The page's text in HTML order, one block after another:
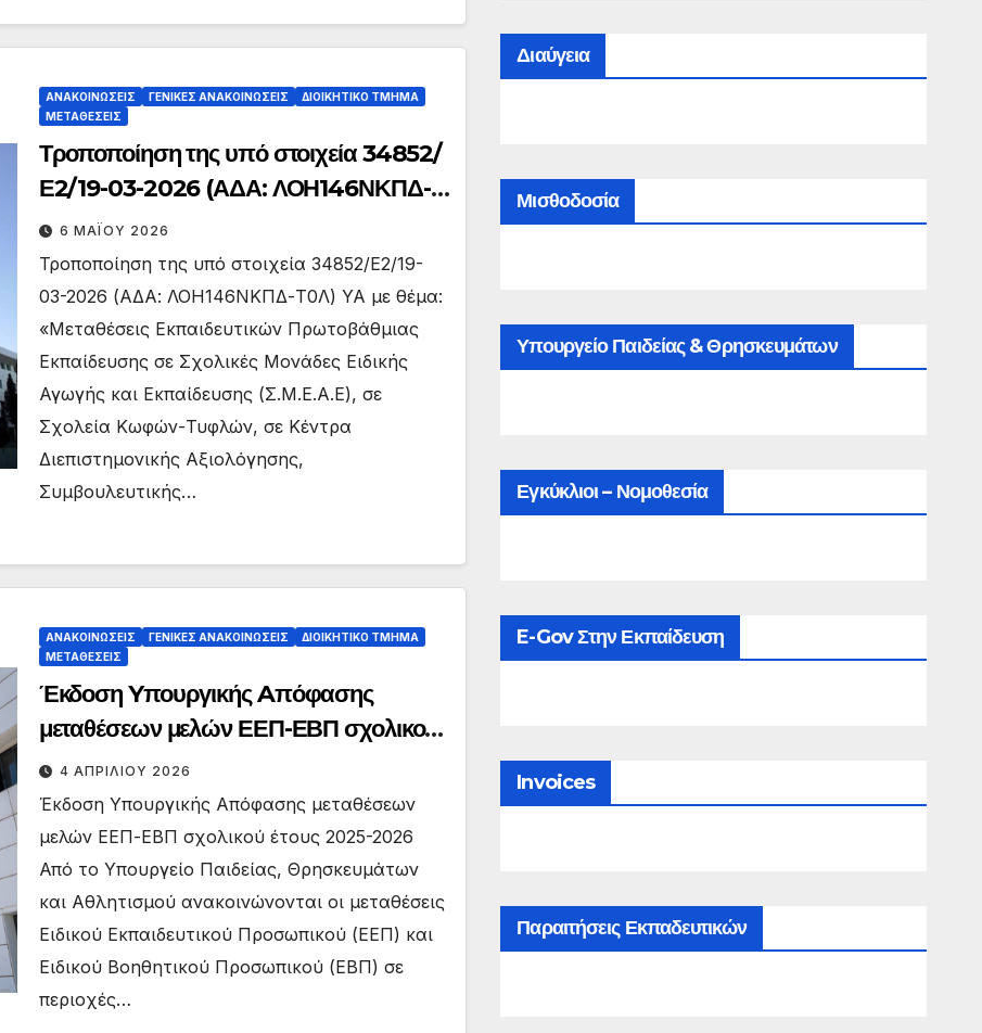
ΑΝΑΚΟΙΝΏΣΕΙΣ ΓΕΝΙΚΈΣ ΑΝΑΚΟΙΝΏΣΕΙΣ
ΔΙΟΙΚΗΤΙΚΌ ΤΜΉΜΑ
ΜΕΤΑΘΈΣΕΙΣ
Τροποποίηση της υπό στοιχεία 34852/
Ε2/19-03-2026 (ΑΔΑ: ΛΟΗ146ΝΚΠΔ-
Τ0Λ) ΥΑ με θέμα: «Μεταθέσεις
Εκπαιδευτικών Πρωτοβάθμιας
Εκπαίδευσης σε Σχολικές Μονάδες
Ειδικής Αγωγής και Εκπαίδευσης
(Σ.Μ.Ε.Α.Ε), σε Σχολεία Κωφών-
Τυφλών, σε Κέντρα Διεπιστημονικής
Αξιολόγησης, Συμβουλευτικής και
Υποστήριξης (ΚΕ.Δ.Α.Σ.Υ.) και σε
Εργαστήρια Ειδικής Επαγγελματικής
(Ε.Ε.Ε.Ε.Κ.), έτους 2026
6 ΜΑΪ́ΟΥ 2026
Τροποποίηση της υπό στοιχεία 34852/Ε2/19-
03-2026 (ΑΔΑ: ΛΟΗ146ΝΚΠΔ-Τ0Λ) ΥΑ με θέμα:
«Μεταθέσεις Εκπαιδευτικών Πρωτοβάθμιας
Εκπαίδευσης σε Σχολικές Μονάδες Ειδικής
Αγωγής και Εκπαίδευσης (Σ.Μ.Ε.Α.Ε), σε
Σχολεία Κωφών-Τυφλών, σε Κέντρα
Διεπιστημονικής Αξιολόγησης,
Συμβουλευτικής…
ΑΝΑΚΟΙΝΏΣΕΙΣ ΓΕΝΙΚΈΣ ΑΝΑΚΟΙΝΏΣΕΙΣ
ΔΙΟΙΚΗΤΙΚΌ ΤΜΉΜΑ
ΜΕΤΑΘΈΣΕΙΣ
Έκδοση Yπουργικής Aπόφασης
μεταθέσεων μελών ΕΕΠ-ΕΒΠ σχολικού
έτους 2025-2026
4 ΑΠΡΙΛΊΟΥ 2026
Έκδοση Yπουργικής Aπόφασης μεταθέσεων
μελών ΕΕΠ-ΕΒΠ σχολικού έτους 2025-2026
Από το Υπουργείο Παιδείας, Θρησκευμάτων
και Αθλητισμού ανακοινώνονται οι μεταθέσεις
Ειδικού Εκπαιδευτικού Προσωπικού (ΕΕΠ) και
Ειδικού Βοηθητικού Προσωπικού (ΕΒΠ) σε
περιοχές…
Διαύγεια
Μισθοδοσία
Υπουργείο Παιδείας & Θρησκευμάτων
Εγκύκλιοι – Νομοθεσία
E-Gov Στην Εκπαίδευση
Invoices
Παραιτήσεις Εκπαδευτικών